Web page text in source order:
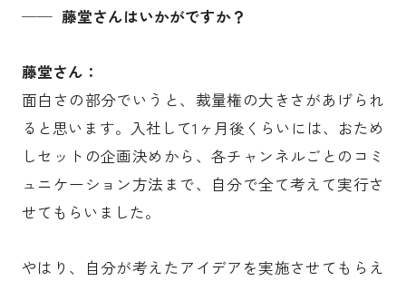
── 藤堂さんはいかがですか？
藤堂さん：
面白さの部分でいうと、裁量権の大きさがあげられ
ると思います。入社して1ヶ月後くらいには、おため
しセットの企画決めから、各チャンネルごとのコミ
ュニケーション方法まで、自分で全て考えて実行さ
せてもらいました。
やはり、自分が考えたアイデアを実施させてもらえ